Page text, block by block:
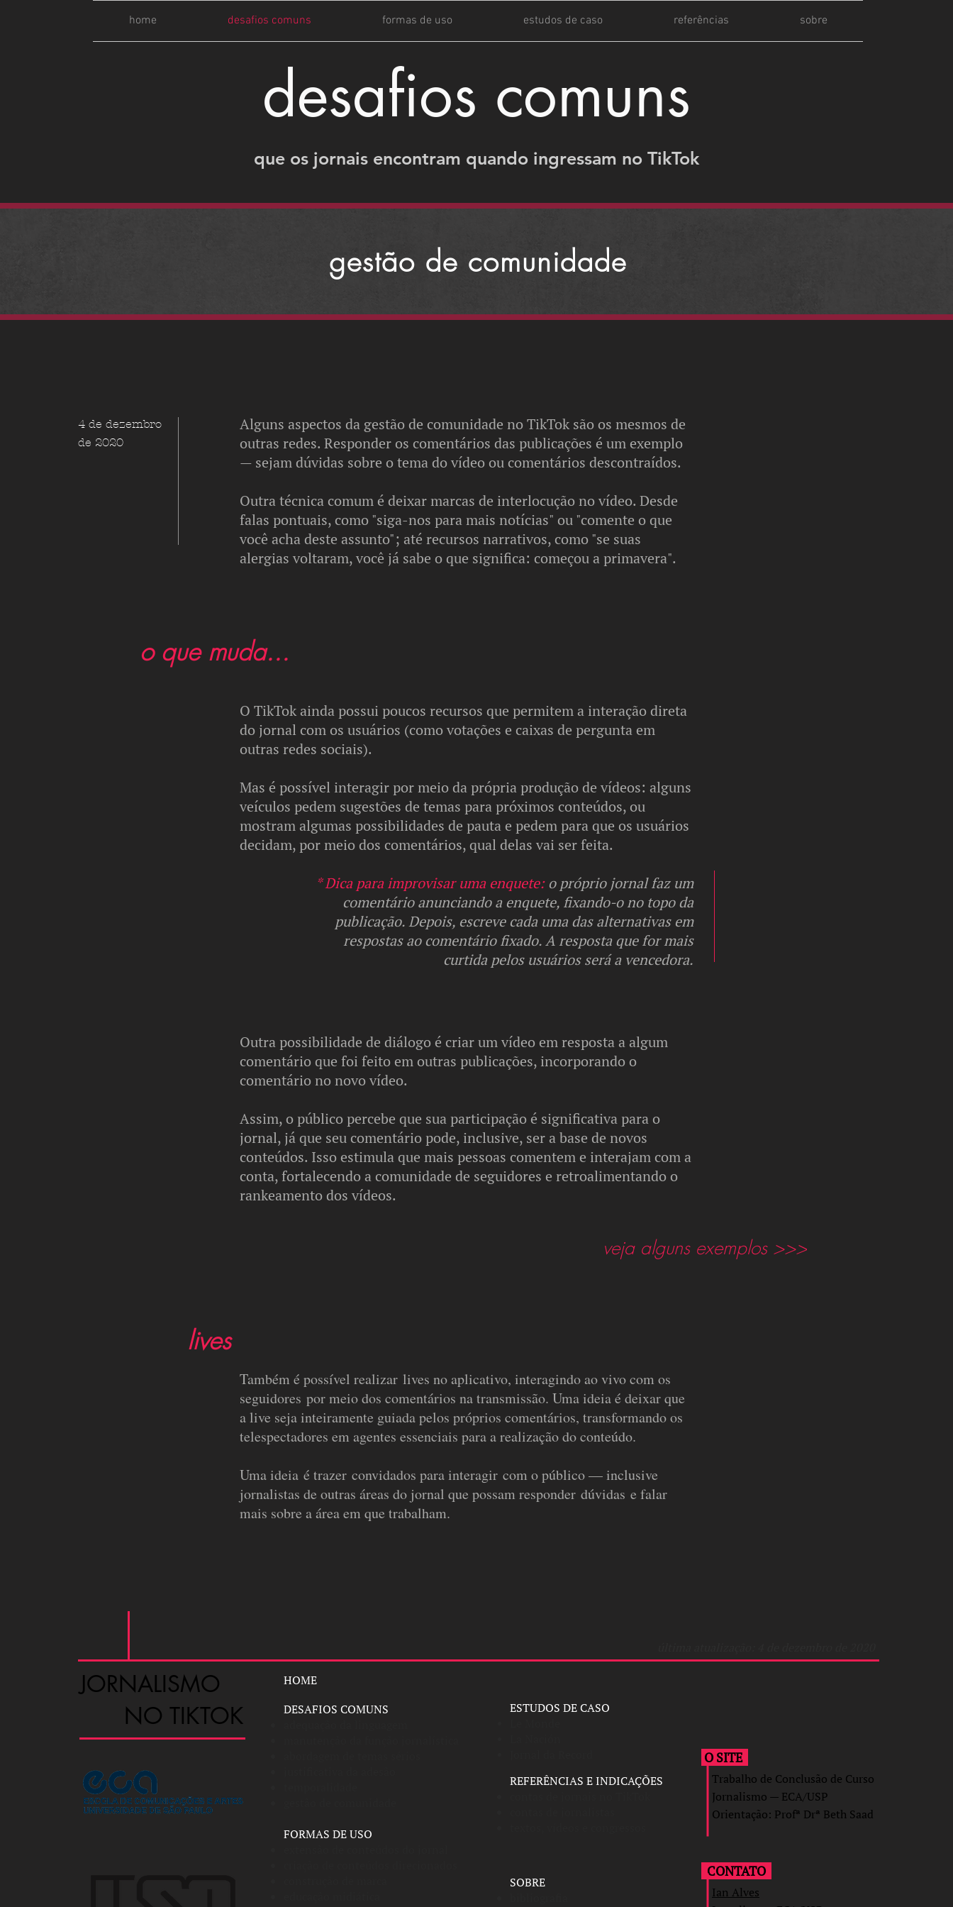
home desafios comuns formas de uso estudos de caso referências sobre
desafios comuns
que os jornais encontram quando ingressam no TikTok
gestão de comunidade
4 de dezembro
de 2020
Alguns aspectos da gestão de comunidade no TikTok são os mesmos de
outras redes. Responder os comentários das publicações é um exemplo
— sejam dúvidas sobre o tema do vídeo ou comentários descontraídos.
Outra técnica comum é deixar marcas de interlocução no vídeo. Desde
falas pontuais, como "siga-nos para mais notícias" ou "comente o que
você acha deste assunto"; até recursos narrativos, como "se suas
alergias voltaram, você já sabe o que significa: começou a primavera".
o que muda...
O TikTok ainda possui poucos recursos que permitem a interação direta
do jornal com os usuários (como votações e caixas de pergunta em
outras redes sociais).
Mas é possível interagir por meio da própria produção de vídeos: alguns
veículos pedem sugestões de temas para próximos conteúdos, ou
mostram algumas possibilidades de pauta e pedem para que os usuários
decidam, por meio dos comentários, qual delas vai ser feita.
* Dica para improvisar uma enquete: o próprio jornal faz um
comentário anunciando a enquete, fixando-o no topo da
publicação. Depois, escreve cada uma das alternativas em
respostas ao comentário fixado. A resposta que for mais
curtida pelos usuários será a vencedora.
Outra possibilidade de diálogo é criar um vídeo em resposta a algum
comentário que foi feito em outras publicações, incorporando o
comentário no novo vídeo.
Assim, o público percebe que sua participação é significativa para o
jornal, já que seu comentário pode, inclusive, ser a base de novos
conteúdos. Isso estimula que mais pessoas comentem e interajam com a
conta, fortalecendo a comunidade de seguidores e retroalimentando o
rankeamento dos vídeos.
veja alguns exemplos >>>
lives
Também é possível realizar lives no aplicativo, interagindo ao vivo com os
seguidores por meio dos comentários na transmissão. Uma ideia é deixar que
a live seja inteiramente guiada pelos próprios comentários, transformando os
telespectadores em agentes essenciais para a realização do conteúdo.
Uma ideia é trazer convidados para interagir com o público — inclusive
jornalistas de outras áreas do jornal que possam responder dúvidas e falar
mais sobre a área em que trabalham.
JORNALISMO
NO TIKTOK
HOME
DESAFIOS COMUNS
FORMAS DE USO
ESTUDOS DE CASO
O SITE
Trabalho de Conclusão de Curso
Jornalismo — ECA/USP
Orientação: Profª Drª Beth Saad
REFERÊNCIAS E INDICAÇÕES
CONTATO
SOBRE
Ian Alves